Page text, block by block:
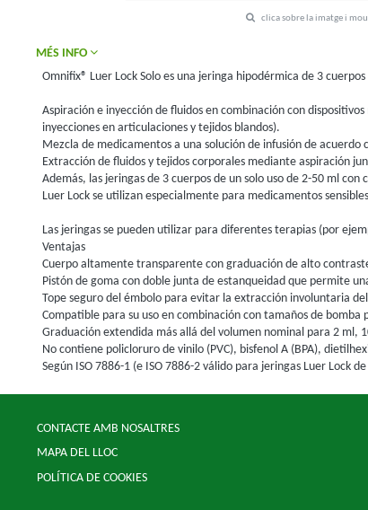
clica sobre la imatge i
MÉS INFO
Omnifix® Luer Lock Solo es una jeringa hipodérmica de 3
Aspiración e inyección de fluidos en combinación con
inyecciones en articulaciones y tejidos blandos).
Mezcla de medicamentos a una solución de infusión de acuerdo
Extracción de fluidos y tejidos corporales mediante aspiración
Además, las jeringas de 3 cuerpos de un solo uso de 2-50 ml
Luer Lock se utilizan especialmente para medicamentos
Las jeringas se pueden utilizar para diferentes terapias (por
Ventajas
Cuerpo altamente transparente con graduación de alto
Pistón de goma con doble junta de estanqueidad que permite
Tope seguro del émbolo para evitar la extracción involuntaria
Compatible para su uso en combinación con tamaños de
Graduación extendida más allá del volumen nominal para 2 ml,
No contiene policloruro de vinilo (PVC), bisfenol A (BPA),
Según ISO 7886-1 (e ISO 7886-2 válido para jeringas Luer Lock
CONTACTE AMB NOSALTRES
MAPA DEL LLOC
POLÍTICA DE COOKIES